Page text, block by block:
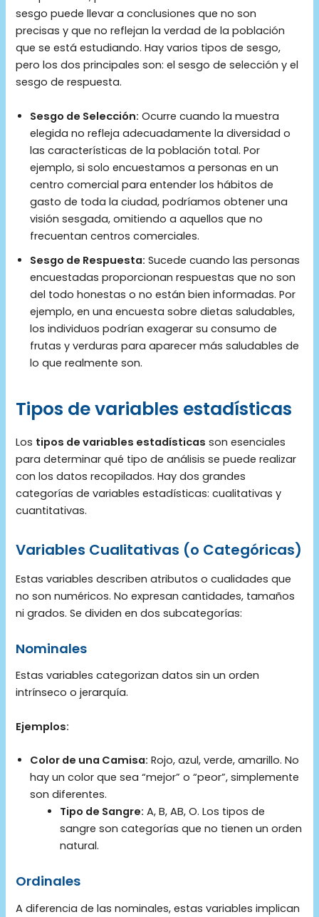
sesgo puede llevar a conclusiones que no son
precisas y que no reflejan la verdad de la población
que se está estudiando. Hay varios tipos de sesgo,
pero los dos principales son: el sesgo de selección y el
sesgo de respuesta.
Sesgo de Selección: Ocurre cuando la muestra
elegida no refleja adecuadamente la diversidad o
las características de la población total. Por
ejemplo, si solo encuestamos a personas en un
centro comercial para entender los hábitos de
gasto de toda la ciudad, podríamos obtener una
visión sesgada, omitiendo a aquellos que no
frecuentan centros comerciales.
Sesgo de Respuesta: Sucede cuando las personas
encuestadas proporcionan respuestas que no son
del todo honestas o no están bien informadas. Por
ejemplo, en una encuesta sobre dietas saludables,
los individuos podrían exagerar su consumo de
frutas y verduras para aparecer más saludables de
lo que realmente son.
Tipos de variables estadísticas
Los tipos de variables estadísticas son esenciales
para determinar qué tipo de análisis se puede realizar
con los datos recopilados. Hay dos grandes
categorías de variables estadísticas: cualitativas y
cuantitativas.
Variables Cualitativas (o Categóricas)
Estas variables describen atributos o cualidades que
no son numéricos. No expresan cantidades, tamaños
ni grados. Se dividen en dos subcategorías:
Nominales
Estas variables categorizan datos sin un orden
intrínseco o jerarquía.
Ejemplos:
Color de una Camisa: Rojo, azul, verde, amarillo. No
hay un color que sea “mejor” o “peor”, simplemente
son diferentes.
Tipo de Sangre: A, B, AB, O. Los tipos de
sangre son categorías que no tienen un orden
natural.
Ordinales
A diferencia de las nominales, estas variables implican